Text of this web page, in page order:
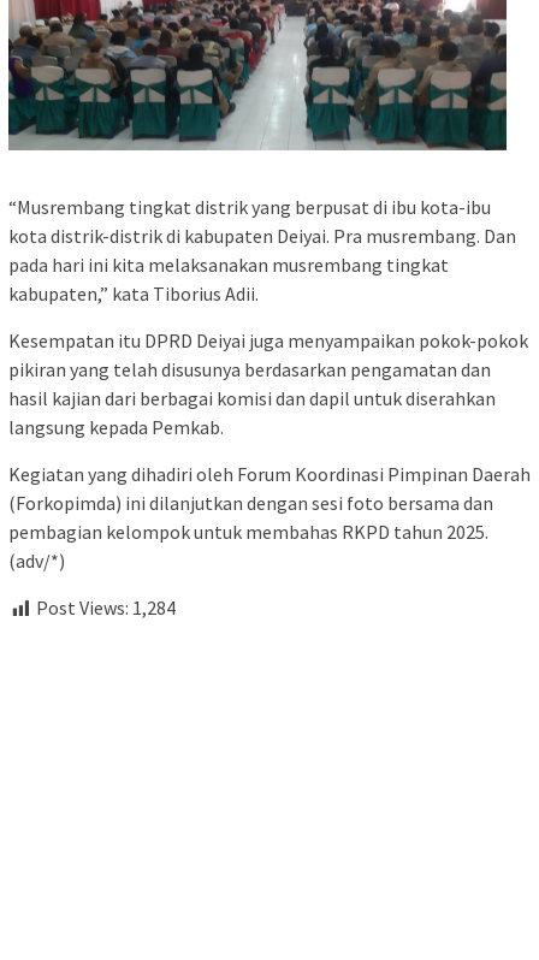
“Musrembang tingkat distrik yang berpusat di ibu kota-ibu
kota distrik-distrik di kabupaten Deiyai. Pra musrembang. Dan
pada hari ini kita melaksanakan musrembang tingkat
kabupaten,” kata Tiborius Adii.
Kesempatan itu DPRD Deiyai juga menyampaikan pokok-pokok
pikiran yang telah disusunya berdasarkan pengamatan dan
hasil kajian dari berbagai komisi dan dapil untuk diserahkan
langsung kepada Pemkab.
Kegiatan yang dihadiri oleh Forum Koordinasi Pimpinan Daerah
(Forkopimda) ini dilanjutkan dengan sesi foto bersama dan
pembagian kelompok untuk membahas RKPD tahun 2025.
(adv/*)
Post Views: 1,284